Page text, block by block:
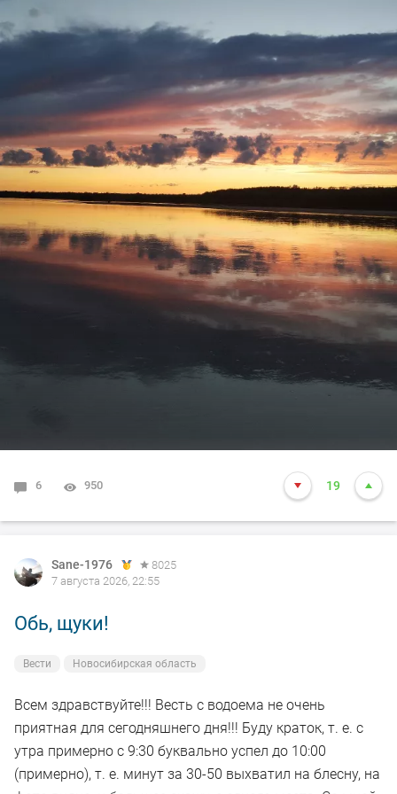
Ну а вам Друзья желаю НХНЧ и чтобы от рыболовного
процесса вы получали только приятные впечатления!
С уважением Шнивовод!🤝
6 950 19
Sane-1976
8025
7 августа 2026, 22:55
Обь, щуки!
Вести Новосибирская область
Всем здравствуйте!!! Весть с водоема не очень
приятная для сегодняшнего дня!!! Буду краток, т. е. с
утра примерно с 9:30 буквально успел до 10:00
(примерно), т. е. минут за 30-50 выхватил на блесну, на